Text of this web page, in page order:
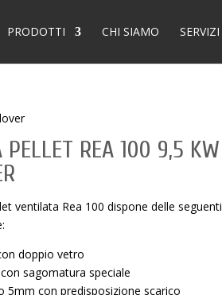
PRODOTTI CHI SIAMO SERVIZI
PELLET REA 100 9,5 KW
ventilata Rea 100 dispone delle seguenti
doppio vetro
sagomatura speciale
5mm con predisposizione scarico